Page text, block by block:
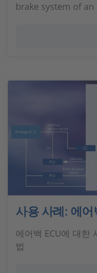
brake system of
사용 사례: 에어
에어백 ECU에 대한
법